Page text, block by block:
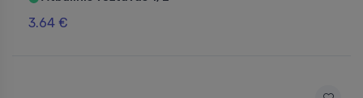
3.64 €